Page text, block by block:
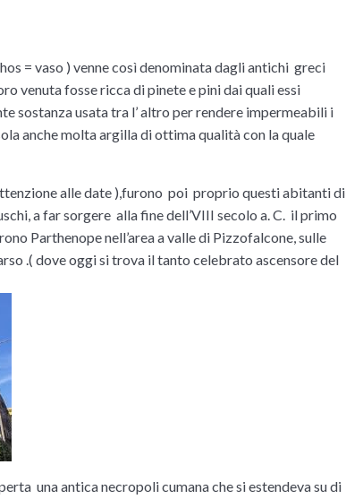
= vaso ) venne così denominata dagli antichi greci
venuta fosse ricca di pinete e pini dai quali essi
sostanza usata tra l’ altro per rendere impermeabili i
anche molta argilla di ottima qualità con la quale
alle date ),furono poi proprio questi abitanti di
a far sorgere alla fine dell’VIII secolo a. C. il primo
Parthenope nell’area a valle di Pizzofalcone, sulle
.( dove oggi si trova il tanto celebrato ascensore del
una antica necropoli cumana che si estendeva su di